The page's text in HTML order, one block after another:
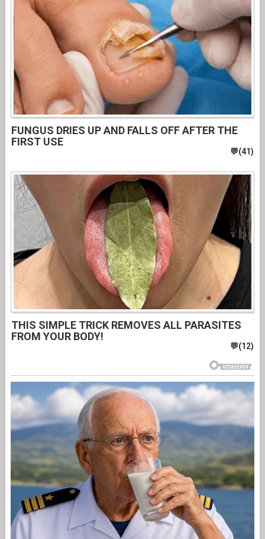
FUNGUS DRIES UP AND FALLS OFF AFTER THE
FIRST USE
THIS SIMPLE TRICK REMOVES ALL PARASITES
FROM YOUR BODY!